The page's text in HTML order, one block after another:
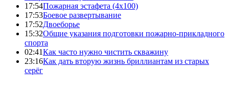
17:54Пожарная эстафета (4x100)
17:53Боевое развертывание
17:52Двоеборье
15:32Общие указания подготовки пожарно-прикладного
спорта
02:41Как часто нужно чистить скважину
23:16Как дать вторую жизнь бриллиантам из старых
серёг